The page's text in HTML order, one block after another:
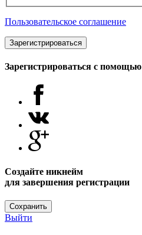
Пользовательское соглашение
Зарегистрироваться
Зарегистрироваться с помощью
Создайте никнейм
для завершения регистрации
Сохранить
Выйти